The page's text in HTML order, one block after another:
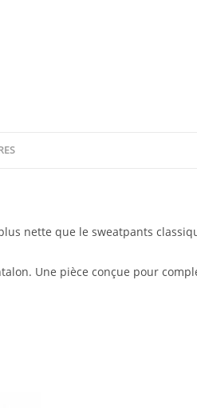
nette que le sweatpants
Une pièce conçue pour